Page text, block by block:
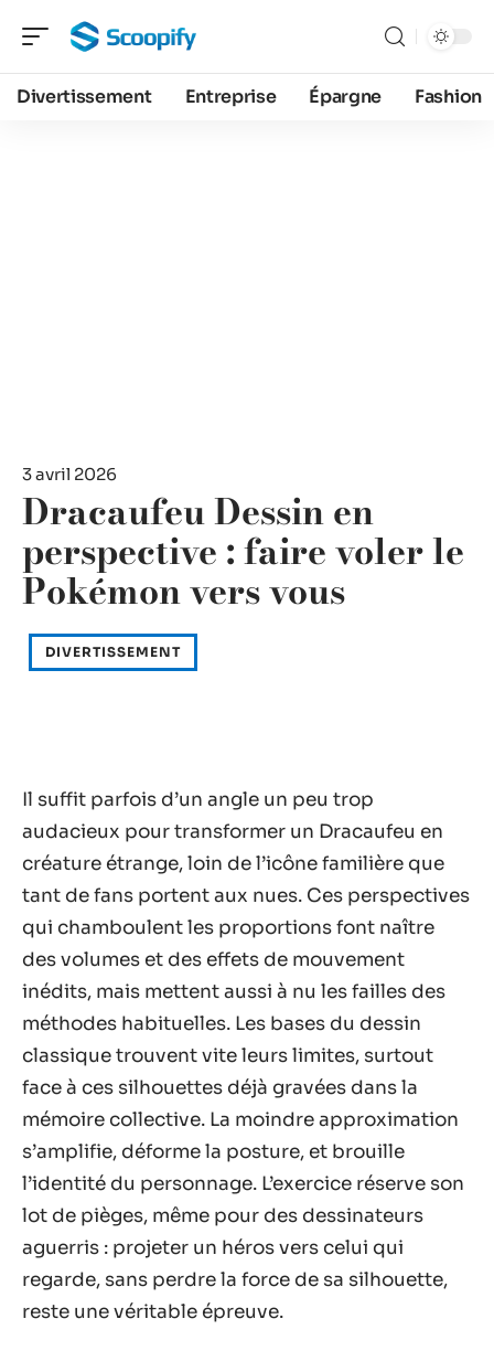
Divertissement Entreprise Épargne Fashion
3 avril 2026
Dracaufeu Dessin en
perspective : faire voler le
Pokémon vers vous
DIVERTISSEMENT
Il suffit parfois d’un angle un peu trop
audacieux pour transformer un Dracaufeu en
créature étrange, loin de l’icône familière que
tant de fans portent aux nues. Ces perspectives
qui chamboulent les proportions font naître
des volumes et des effets de mouvement
inédits, mais mettent aussi à nu les failles des
méthodes habituelles. Les bases du dessin
classique trouvent vite leurs limites, surtout
face à ces silhouettes déjà gravées dans la
mémoire collective. La moindre approximation
s’amplifie, déforme la posture, et brouille
l’identité du personnage. L’exercice réserve son
lot de pièges, même pour des dessinateurs
aguerris : projeter un héros vers celui qui
regarde, sans perdre la force de sa silhouette,
reste une véritable épreuve.